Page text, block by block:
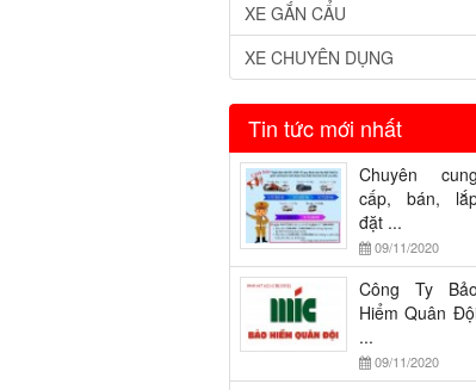
XE GẮN CẨU
XE CHUYÊN DỤNG
Tin tức mới nhất
Chuyên cung
cấp, bán,
đặt ...
09/11/2020
Công Ty Bảo
Hiểm Quân
...
09/11/2020